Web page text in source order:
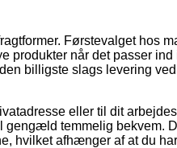
Førstevalget hos
produkter når det passer ind
billigste slags levering
eller til dit
gengæld temmelig bekvem.
hvilket afhænger af at du